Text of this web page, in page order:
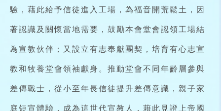
驗，藉此給予信徒進入工場，為福音開荒鬆土，因
著認識及關懷當地需要，鼓勵本會堂會認領工場結
為宣教伙伴；又設立有志奉獻團契，培育有心志宣
教和牧養堂會領袖獻身。推動堂會不同年齡層參與
差傳戰士，從小至年長信徒提升差傳意識，親子家
庭短宣體驗，成為這世代宣教人，藉此見證上帝國